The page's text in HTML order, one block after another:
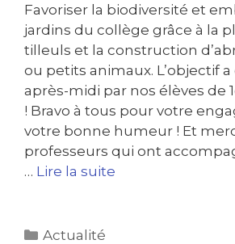
Favoriser la biodiversité et
jardins du collège grâce à la
tilleuls et la construction
ou petits animaux. L’objectif
après-midi par nos élèves de
! Bravo à tous pour votre
votre bonne humeur ! Et
professeurs qui ont
… Lire la suite
Actualité